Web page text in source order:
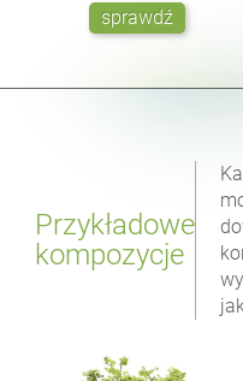
sprawdź
Przykładowe
kompozycje